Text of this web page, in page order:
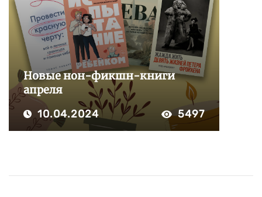
Новые нон-фикшн-книги
апреля
10.04.2024 5497